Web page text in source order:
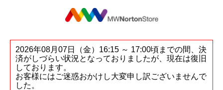
2026年08月07日（金）16:15 ～ 17:00頃までの間、決
済がしづらい状況となっておりましたが、現在は復旧
しております。
お客様にはご迷惑おかけし大変申し訳ございませんで
した。